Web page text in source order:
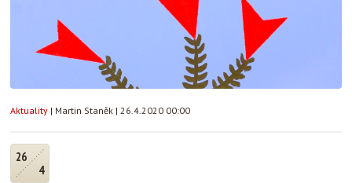
Aktuality | Martin Staněk | 26.4.2020 00:00
26
4